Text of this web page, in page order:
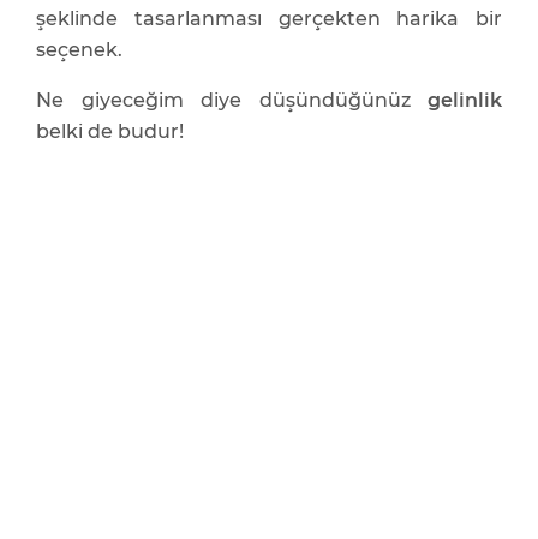
şeklinde tasarlanması gerçekten harika bir
seçenek.
Ne giyeceğim diye düşündüğünüz gelinlik
belki de budur!